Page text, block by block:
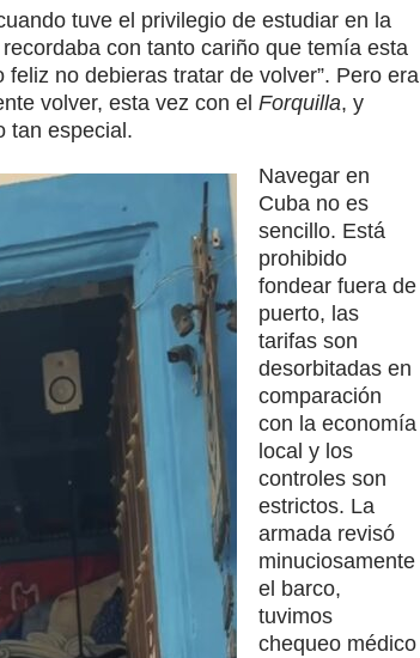
tuve el privilegio de estudiar en la
con tanto cariño que temía esta
no debieras tratar de volver”. Pero era
volver, esta vez con el Forquilla, y
tan especial.
Navegar en
Cuba no es
sencillo. Está
prohibido
fondear fuera de
puerto, las
tarifas son
desorbitadas en
comparación
con la economía
local y los
controles son
estrictos. La
armada revisó
minuciosamente
el barco,
tuvimos
chequeo médico